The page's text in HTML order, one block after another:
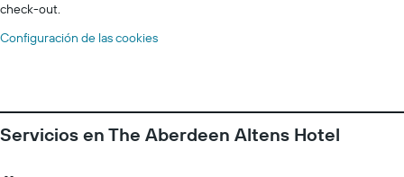
check-out.
Configuración de las cookies
Servicios en The Aberdeen Altens Hotel